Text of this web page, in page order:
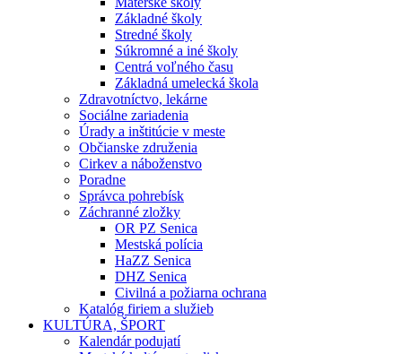
Základné školy
Stredné školy
Súkromné a iné školy
Centrá voľného času
Základná umelecká škola
Zdravotníctvo, lekárne
Sociálne zariadenia
Úrady a inštitúcie v meste
Občianske združenia
Cirkev a náboženstvo
Poradne
Správca pohrebísk
Záchranné zložky
OR PZ Senica
Mestská polícia
HaZZ Senica
DHZ Senica
Civilná a požiarna ochrana
Katalóg firiem a služieb
KULTÚRA, ŠPORT
Kalendár podujatí